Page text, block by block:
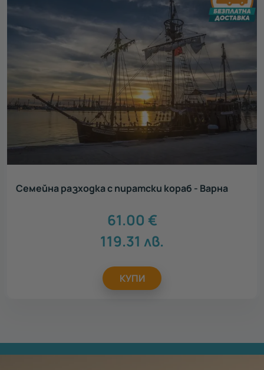
Семейна разходка с пиратски кораб - Варна
61.00 €
119.31 лв.
КУПИ